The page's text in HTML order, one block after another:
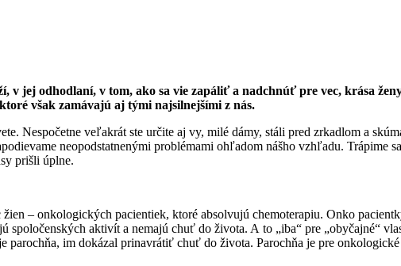
v jej odhodlaní, v tom, ako sa vie zapáliť a nadchnúť pre vec, krása
však zamávajú aj tými najsilnejšími z nás.
Nespočetne veľakrát ste určite aj vy, milé dámy, stáli pred zrkadlom a
neopodstatnenými problémami ohľadom nášho vzhľadu. Trápime
prišli úplne.
– onkologických pacientiek, ktoré absolvujú chemoterapiu. Onko
spoločenských aktivít a nemajú chuť do života. A to „iba“ pre „obyčajné“
parochňa, im dokázal prinavrátiť chuť do života. Parochňa je pre